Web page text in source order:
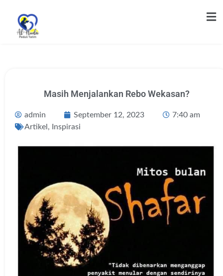
Masih Menjalankan Rebo Wekasan?
admin September 12, 2023
7:40 am
Artikel , Inspirasi